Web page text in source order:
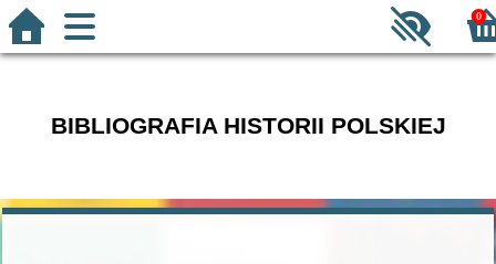
0
BIBLIOGRAFIA HISTORII POLSKIEJ